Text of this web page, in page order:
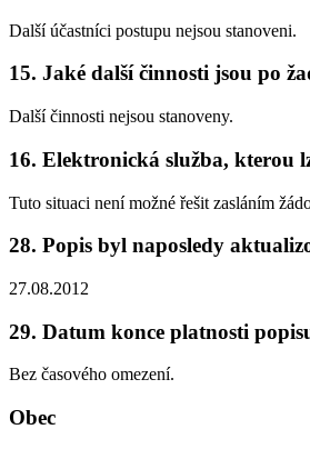
Další účastníci postupu nejsou stanoveni.
15. Jaké další činnosti jsou po
Další činnosti nejsou stanoveny.
16. Elektronická služba, kterou
Tuto situaci není možné řešit zasláním
28. Popis byl naposledy
27.08.2012
29. Datum konce platnosti
Bez časového omezení.
Obec